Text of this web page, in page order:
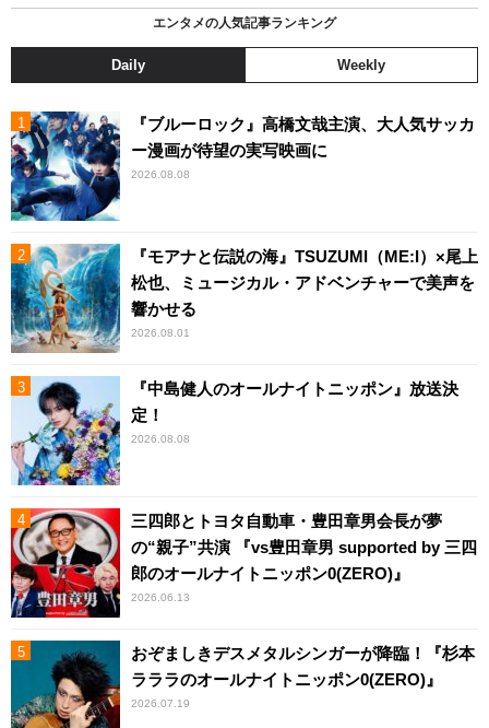
エンタメの人気記事ランキング
Daily Weekly
『ブルーロック』高橋文哉主演、大人気サッカ
ー漫画が待望の実写映画に
2026.08.08
『モアナと伝説の海』TSUZUMI（ME:I）×尾上
松也、ミュージカル・アドベンチャーで美声を
響かせる
2026.08.01
『中島健人のオールナイトニッポン』放送決
定！
2026.08.08
三四郎とトヨタ自動車・豊田章男会長が夢
の“親子”共演 『vs豊田章男 supported by 三四
郎のオールナイトニッポン0(ZERO)』
2026.06.13
おぞましきデスメタルシンガーが降臨！『杉本
ラララのオールナイトニッポン0(ZERO)』
2026.07.19